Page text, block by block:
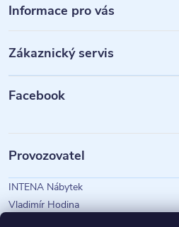
á
p
a
Informace pro vás
Zákaznický servis
Facebook
Provozovatel
INTENA Nábytek
Vladimír Hodina